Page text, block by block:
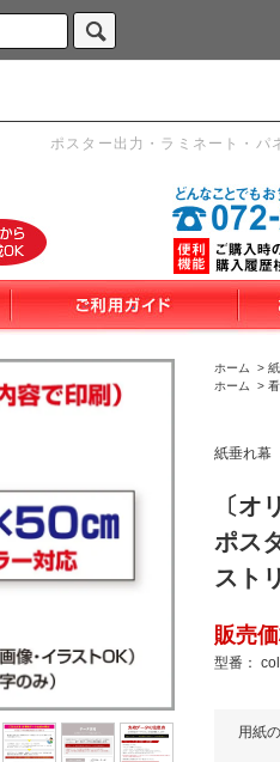
ポスター出力・ラミネート・パ
ホーム >
ホーム
>
紙垂れ幕
〔オ
ポス
スト
販売
型番：
用紙